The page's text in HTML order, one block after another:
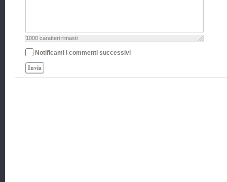
1000 caratteri rimasti
Notificami i commenti successivi
Invia